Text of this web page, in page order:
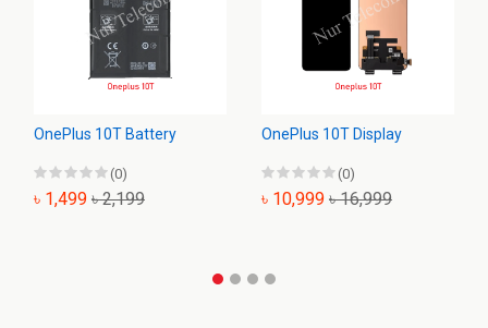
OnePlus 10T Battery
(0)
৳ 1,499 ৳ 2,199
OnePlus 10T Display
(0)
৳ 10,999 ৳ 16,999